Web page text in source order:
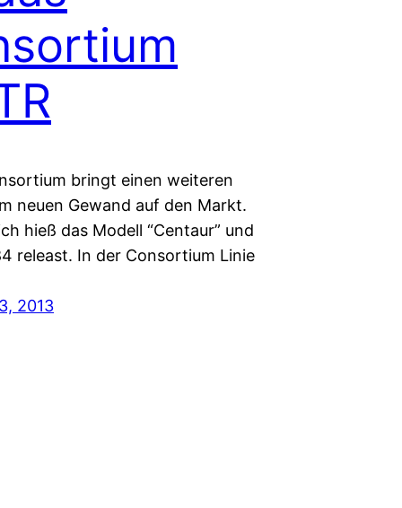
bringt einen weiteren
neuen Gewand auf den Markt.
hieß das Modell “Centaur” und
releast. In der Consortium Linie
2013